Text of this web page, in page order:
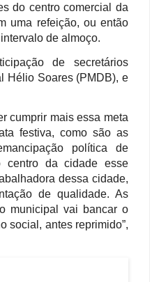
do centro comercial da
uma refeição, ou então
de almoço.
de secretários
Hélio Soares (PMDB), e
cumprir mais essa meta
festiva, como são as
política de
centro da cidade esse
dessa cidade,
de qualidade. As
municipal vai bancar o
social, antes reprimido”,